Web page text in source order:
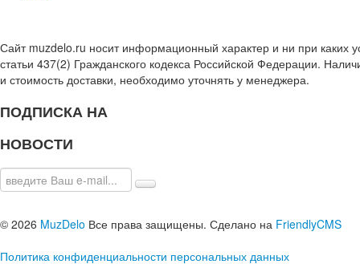
Сайт muzdelo.ru носит информационный характер и ни при
статьи 437(2) Гражданского кодекса Российской Федерации.
и стоимость доставки, необходимо уточнять у менеджера.
ПОДПИСКА НА
НОВОСТИ
© 2026 MuzDelo Все права защищены. Сделано на FriendlyCMS
Политика конфиденциальности персональных данных